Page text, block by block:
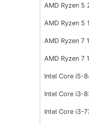
AMD Ryzen 5
AMD Ryzen 5
AMD Ryzen 7
AMD Ryzen 7
Intel Core i5-
Intel Core i3-
Intel Core i3-